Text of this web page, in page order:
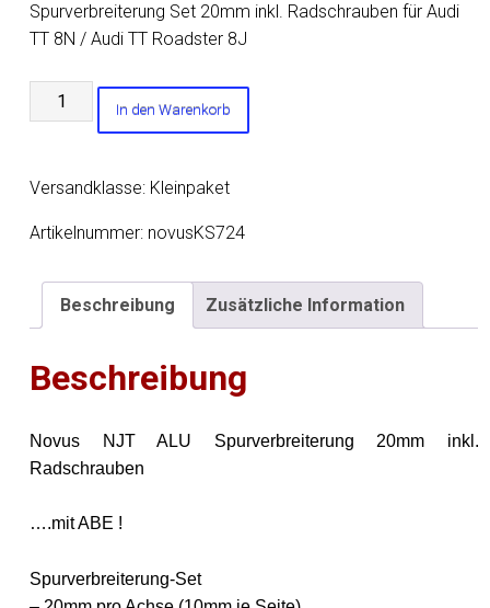
Spurverbreiterung Set 20mm inkl. Radschrauben für Audi
TT 8N / Audi TT Roadster 8J
Spurverbreiterung
Set
inkl.
für
TT
Audi
TT
8J
Menge
In den Warenkorb
Versandklasse: Kleinpaket
Artikelnummer: novusKS724
Beschreibung Zusätzliche Information
Beschreibung
Novus NJT ALU Spurverbreiterung 20mm inkl.
Radschrauben
….mit ABE !
Spurverbreiterung-Set